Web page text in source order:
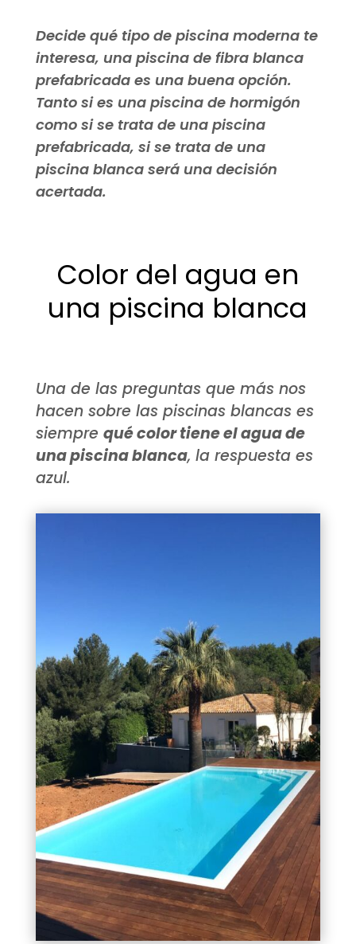
Decide qué tipo de piscina moderna te
interesa, una piscina de fibra blanca
prefabricada es una buena opción.
Tanto si es una piscina de hormigón
como si se trata de una piscina
prefabricada, si se trata de una
piscina blanca será una decisión
acertada.
Color del agua en
una piscina blanca
Una de las preguntas que más nos
hacen sobre las piscinas blancas es
siempre qué color tiene el agua de
una piscina blanca, la respuesta es
azul.